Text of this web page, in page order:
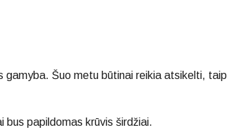
Šuo metu būtinai reikia atsikelti,
bus papildomas krūvis širdžiai.